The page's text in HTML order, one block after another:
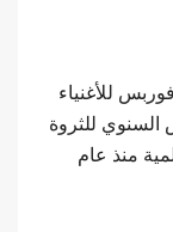
للأغنياء
للثروة
منذ عام